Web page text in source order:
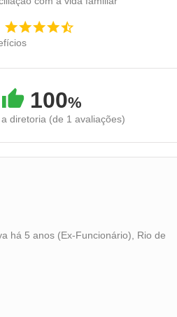
100%
diretoria (de 1 avaliações)
há 5 anos (Ex-Funcionário), Rio de